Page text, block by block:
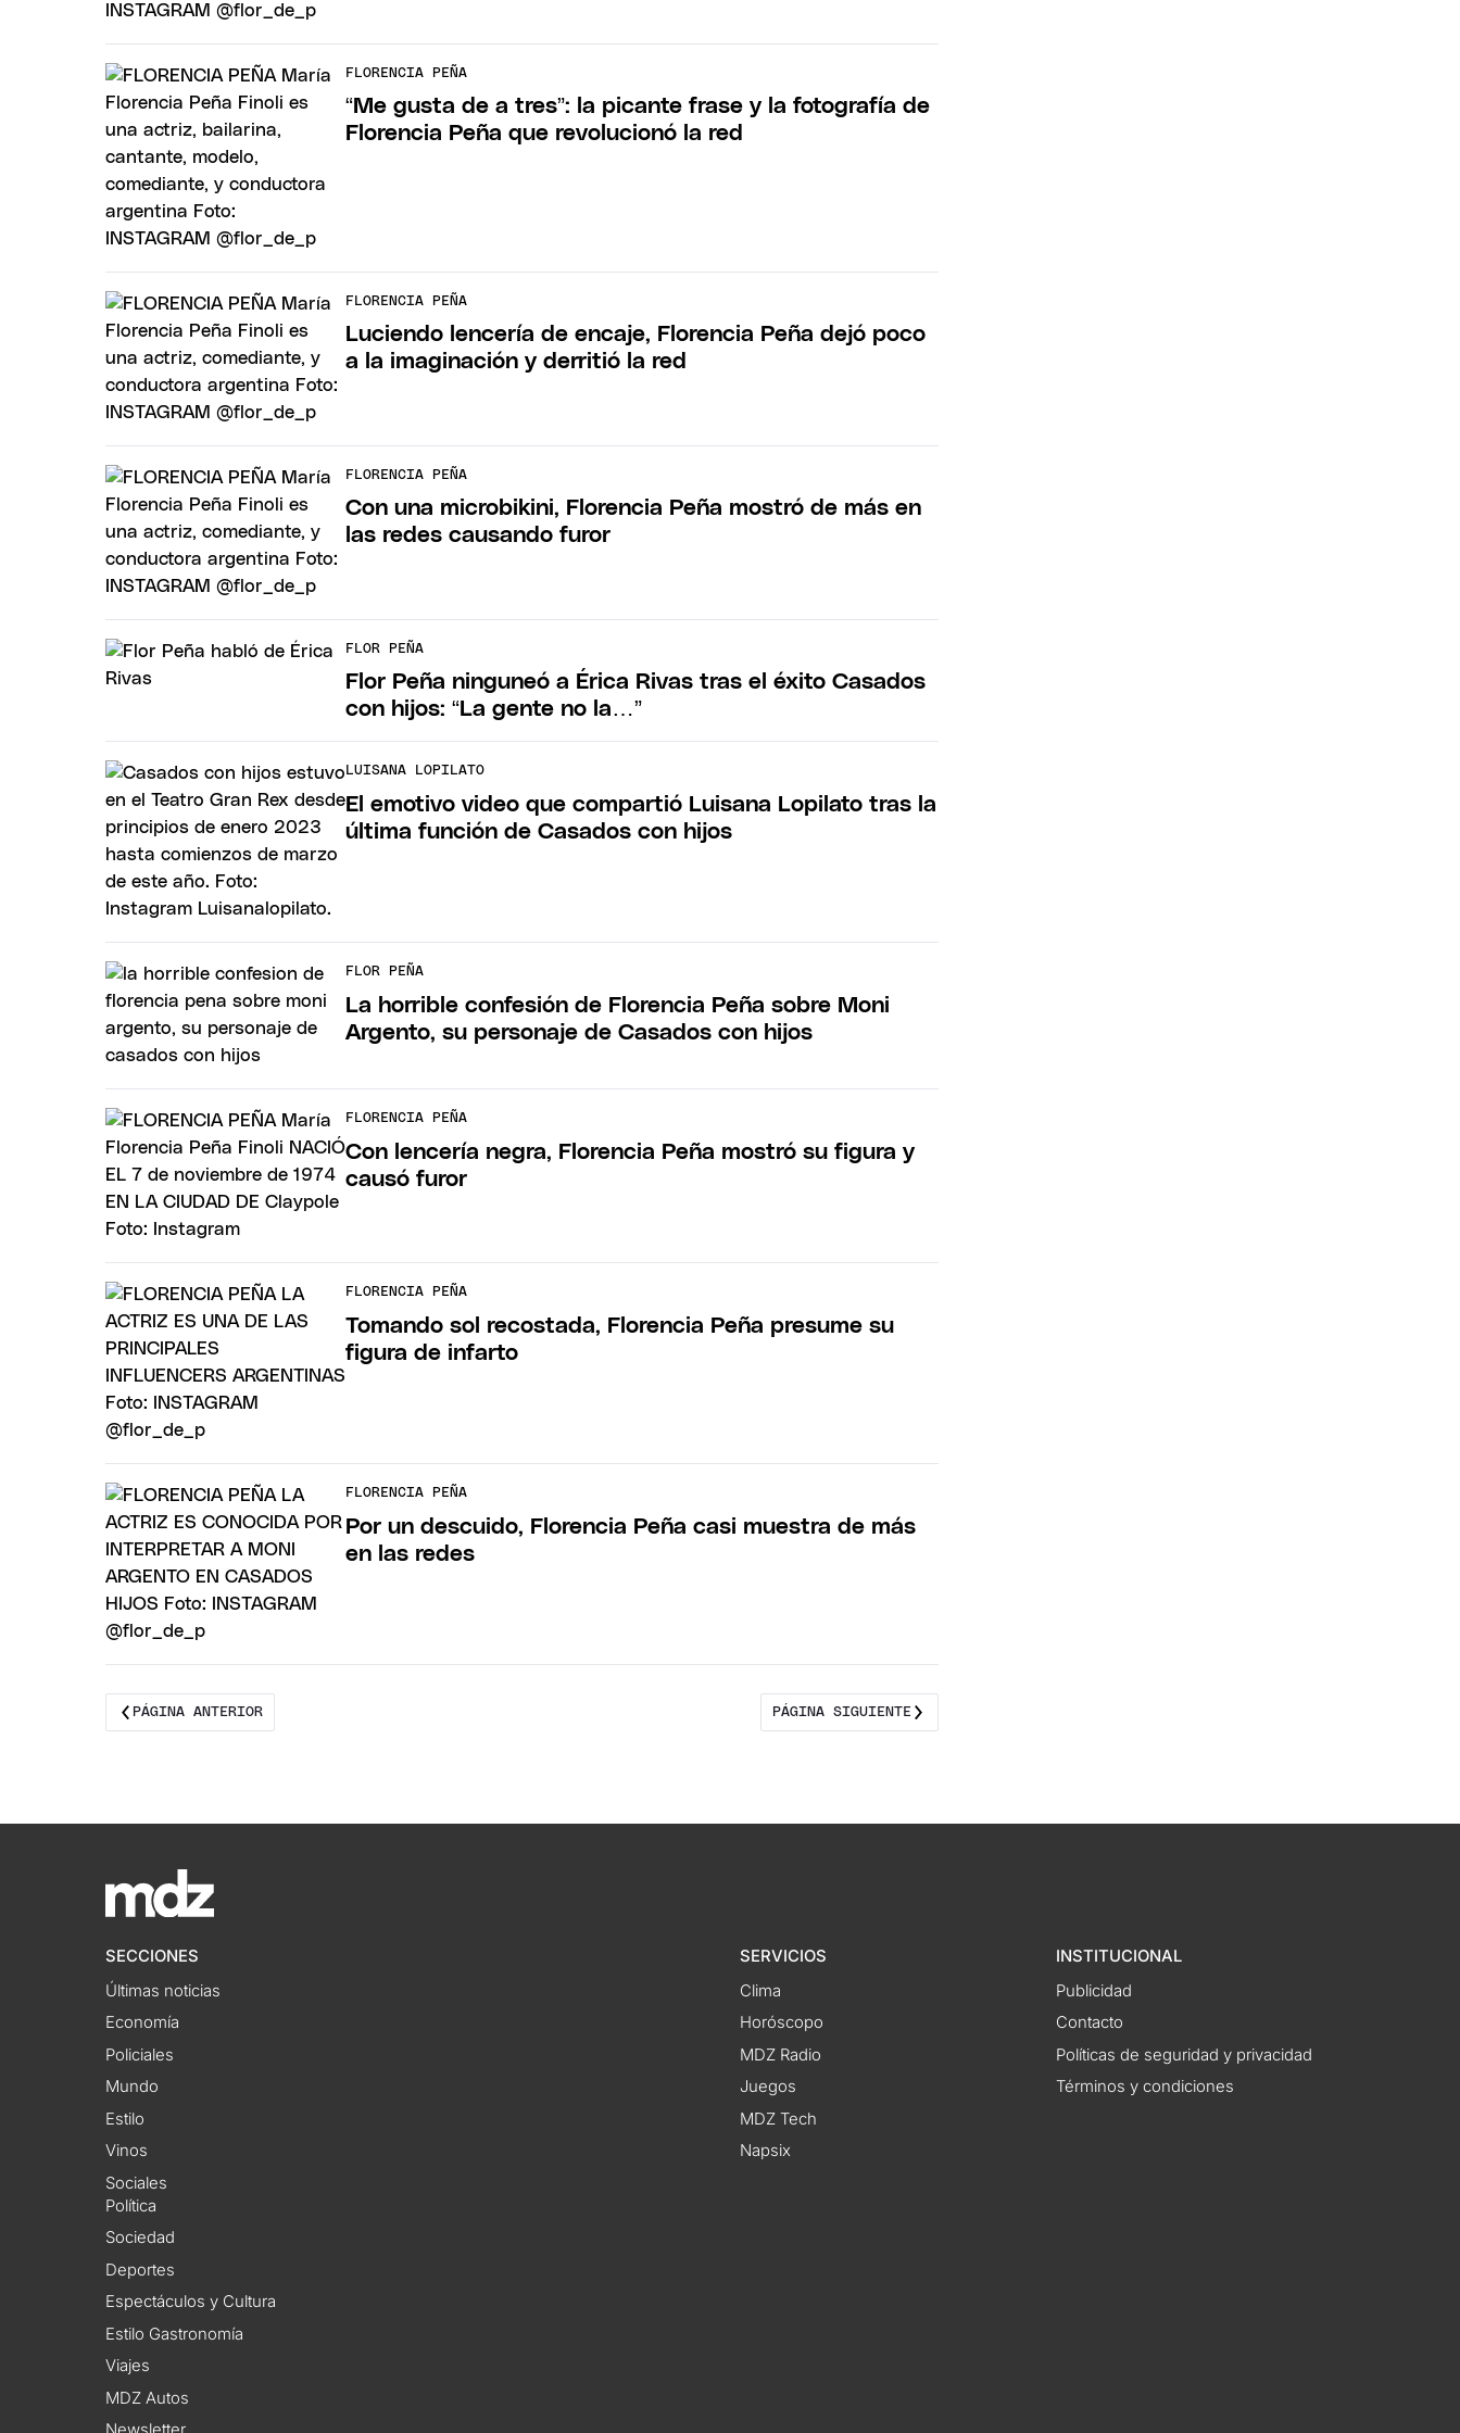
FLORENCIA PEÑA
“Me gusta de a tres”: la picante frase y la fotografía de
Florencia Peña que revolucionó la red
FLORENCIA PEÑA
Luciendo lencería de encaje, Florencia Peña dejó poco
a la imaginación y derritió la red
FLORENCIA PEÑA
Con una microbikini, Florencia Peña mostró de más en
las redes causando furor
FLOR PEÑA
Flor Peña ninguneó a Érica Rivas tras el éxito Casados
con hijos: “La gente no la…”
LUISANA LOPILATO
El emotivo video que compartió Luisana Lopilato tras la
última función de Casados con hijos
FLOR PEÑA
La horrible confesión de Florencia Peña sobre Moni
Argento, su personaje de Casados con hijos
FLORENCIA PEÑA
Con lencería negra, Florencia Peña mostró su figura y
causó furor
FLORENCIA PEÑA
Tomando sol recostada, Florencia Peña presume su
figura de infarto
FLORENCIA PEÑA
Por un descuido, Florencia Peña casi muestra de más
en las redes
PÁGINA ANTERIOR PÁGINA SIGUIENTE
SECCIONES
Últimas noticias
Economía
Policiales
Mundo
Estilo
Vinos
Sociales
Política
Sociedad
Deportes
Espectáculos y Cultura
Estilo Gastronomía
Viajes
MDZ Autos
SERVICIOS
Clima
Horóscopo
MDZ Radio
Juegos
MDZ Tech
Napsix
INSTITUCIONAL
Publicidad
Contacto
Políticas de seguridad y privacidad
Términos y condiciones